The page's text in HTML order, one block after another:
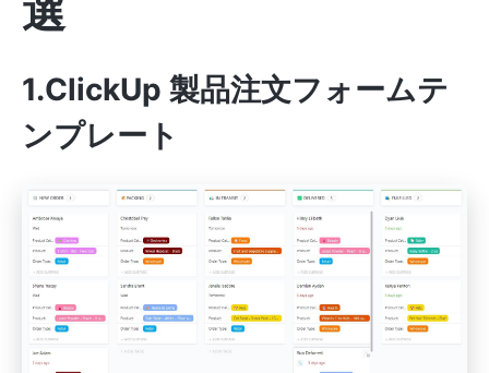
選
1.ClickUp 製品注文フォームテ
ンプレート